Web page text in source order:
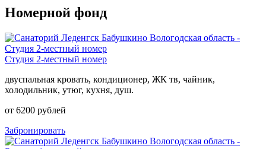
Номерной фонд
Студия 2-местный номер
двуспальная кровать, кондиционер, ЖК тв, чайник,
холодильник, утюг, кухня, душ.
от 6200 рублей
Забронировать